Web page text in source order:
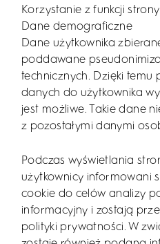
Korzystanie z funkcji
Dane demograficzne
Dane użytkownika
poddawane
technicznych. Dzięki
danych do użytkownika
jest możliwe. Takie dane
z pozostałymi danymi
Podczas wyświetlania
użytkownicy informowani
cookie do celów analizy
informacyjny i zostają
polityki prywatności. W